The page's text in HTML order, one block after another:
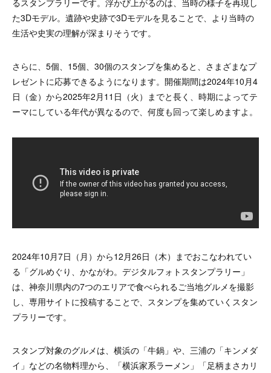
た3Dモデル。遺跡や史跡で3Dモデルを見ることで、より当時の
生活や史実の理解が深まりそうです。
さらに、5個、15個、30個のスタンプを集めると、さまざまなプ
レゼントに応募できるようになります。開催期間は2024年10月4
日（金）から2025年2月11日（火）までと長く、時期によってテ
ーマにしている年代が異なるので、何度も回って楽しめますよ。
2024年10月7日（月）から12月26日（木）までおこなわれてい
る「グルめぐり、かながわ。デジタルフォトスタンプラリー」
は、神奈川県内の7つのエリアで食べられるご当地グルメを撮影
し、専用サイトに投稿することで、スタンプを集めていくスタン
プラリーです。
スタンプ対象のグルメは、横浜の「牛鍋」や、三浦の「キンメダ
イ」などの名物料理から、「横浜家系ラーメン」「足柄まさカリ